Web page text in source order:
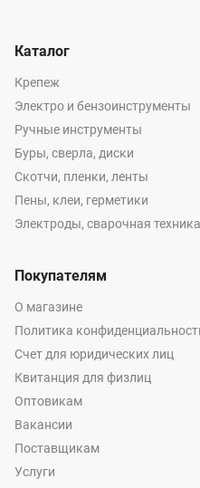
Каталог
Крепеж
Электро и бензоинструменты
Ручные инструменты
Буры, сверла, диски
Скотчи, пленки, ленты
Пены, клеи, герметики
Электроды, сварочная техника
Покупателям
О магазине
Политика
Счет для юридических лиц
Квитанция для физлиц
Оптовикам
Вакансии
Поставщикам
Услуги